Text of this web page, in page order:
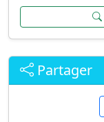
Partager